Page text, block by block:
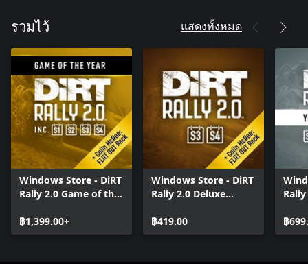
รวมไว้ แสดงทั้งหมด
Windows Store - DiRT
Rally 2.0 Game of the
฿1,399.00+
Windows Store - DiRT
Rally 2.0 Deluxe
(Seasons 3 and 4)
฿419.00
฿